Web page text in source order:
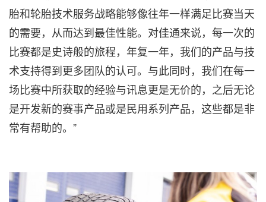
胎和轮胎技术服务战略能够像往年一样满足比赛当天
的需要，从而达到最佳性能。对佳通来说，每一次的
比赛都是史诗般的旅程，年复一年，我们的产品与技
术支持得到更多团队的认可。与此同时，我们在每一
场比赛中所获取的经验与讯息更是无价的，之后无论
是开发新的赛事产品或是民用系列产品，这些都是非
常有帮助的。”